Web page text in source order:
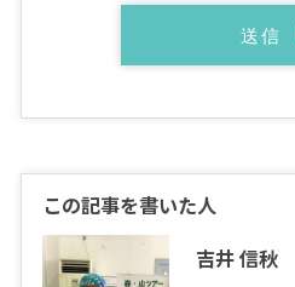
この記事を書いた人
吉井 信秋